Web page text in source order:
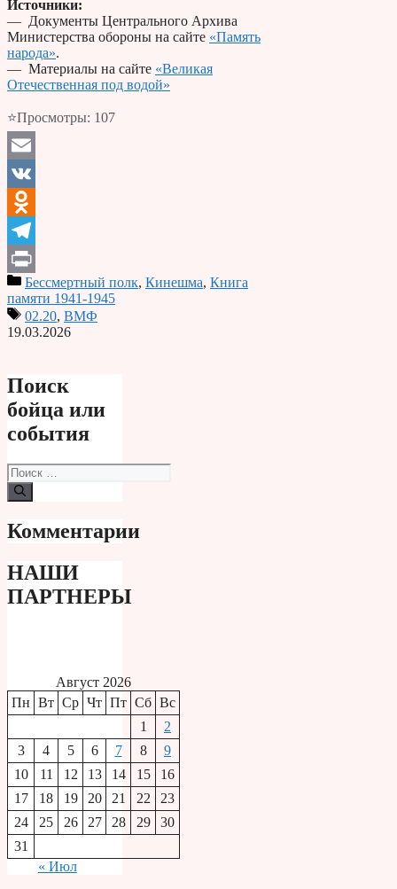
Источники:
— Документы Центрального Архива
Министерства обороны на сайте «Память
народа».
— Материалы на сайте «Великая
Отечественная под водой»
⭐Просмотры: 107
Email
VK
Odnoklassniki
Telegram
PrintБессмертный полк, Кинешма, Книга
памяти 1941-1945
02.20, ВМФ
19.03.2026
Поиск
бойца или
события
Поиск:
Комментарии
НАШИ
ПАРТНЕРЫ
Август 2026
Пн Вт Ср Чт Пт Сб Вс
1
2
3
4 5 6 7 8
9
10
11 12 13 14 15
16
17
18 19 20 21 22
23
24
25 26 27 28 29
30
31
« Июл